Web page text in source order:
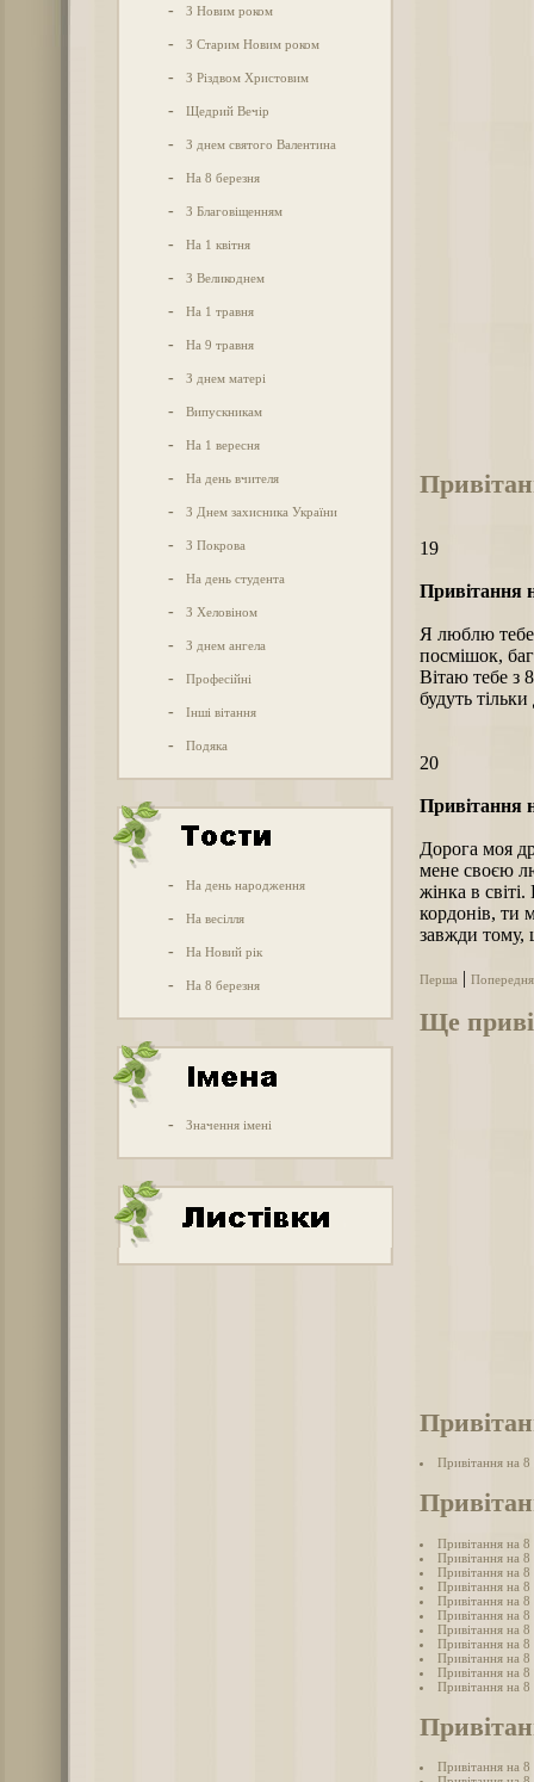
- З Новим роком
- З Старим Новим роком
- З Різдвом Христовим
- Щедрий Вечір
- З днем святого Валентина
- На 8 березня
- З Благовіщенням
- На 1 квітня
- З Великоднем
- На 1 травня
- На 9 травня
- З днем матері
- Випускникам
- На 1 вересня
- На день вчителя
- З Днем захисника України
- З Покрова
- На день студента
- З Хеловіном
- З днем ангела
- Професійні
- Інші вітання
- Подяка
- На день народження
- На весілля
- На Новий рік
- На 8 березня
- Значення імені
19
Привітання
Я люблю тебе,
посмішок,
Вітаю тебе з
будуть
20
Привітання
Дорога моя
мене своєю
жінка в
кордонів, ти
завжди тому,
Перша Попередня
Ще
Привітання на 8
Привітання на
Привітання на 8
Привітання на 8
Привітання на 8
Привітання на 8
Привітання на 8
Привітання на 8
Привітання на 8
Привітання на 8
Привітання на 8
Привітання на 8
Привітання на 8